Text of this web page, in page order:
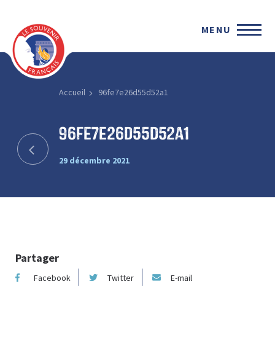
MENU
Accueil 96fe7e26d55d52a1
96fe7e26d55d52a1
29 décembre 2021
Partager
Facebook Twitter E-mail